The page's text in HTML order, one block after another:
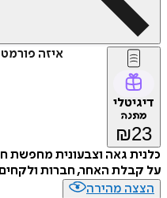
איזה
דיגיטלי
מתנה
₪23
כלנית גאה וצבעונית מחפשת
על קבלת האחר, חברות
הצצה מהירה